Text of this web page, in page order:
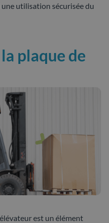
utilisation sécurisée du
plaque de
est un élément